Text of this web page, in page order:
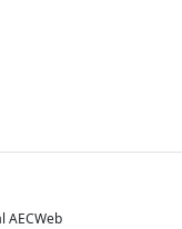
AECWeb